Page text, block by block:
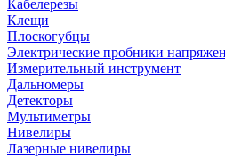
Кабелерезы
Клещи
Плоскогубцы
Электрические пробники
Измерительный инструмент
Дальномеры
Детекторы
Мультиметры
Нивелиры
Лазерные нивелиры